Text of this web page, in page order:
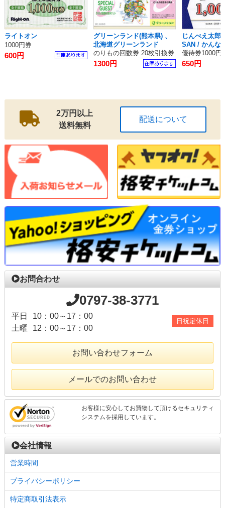
ライトオン
1000円券
600円
グリーンランド(熊本県) 、
北海道グリーンランド
のりもの回数券 20枚引換券
1300円
じんべえ太郎
SAN / かんな
優待券1000円
650円
2万円以上
送料無料
配送について
お問合わせ
0797-38-3771
平日
10：00～17：00
土曜
12：00～17：00
日祝定休日
お問い合わせフォーム
メールでのお問い合わせ
お客様に安心してお買物して頂けるセキュリティ
システムを採用しています。
会社情報
営業時間
プライバシーポリシー
特定商取引法表示